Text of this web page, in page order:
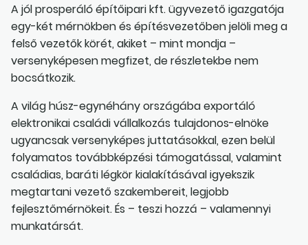
A jól prosperáló építőipari kft. ügyvezető igazgatója
egy-két mérnökben és építésvezetőben jelöli meg a
felső vezetők körét, akiket – mint mondja –
versenyképesen megfizet, de részletekbe nem
bocsátkozik.
A világ húsz-egynéhány országába exportáló
elektronikai családi vállalkozás tulajdonos-elnöke
ugyancsak versenyképes juttatásokkal, ezen belül
folyamatos továbbképzési támogatással, valamint
családias, baráti légkör kialakításával igyekszik
megtartani vezető szakembereit, legjobb
fejlesztőmérnökeit. És – teszi hozzá – valamennyi
munkatársát.